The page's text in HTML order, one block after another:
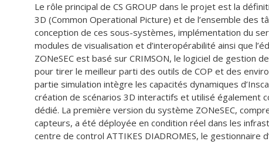
Le rôle principal de CS GROUP dans le projet est la
3D (Common Operational Picture) et de l’ensemble des
conception de ces sous-systèmes, implémentation du
modules de visualisation et d’interopérabilité ainsi que
ZONeSEC est basé sur CRIMSON, le logiciel de gestion
pour tirer le meilleur parti des outils de COP et des
partie simulation intègre les capacités dynamiques
création de scénarios 3D interactifs et utilisé également
dédié. La première version du système ZONeSEC,
capteurs, a été déployée en condition réel dans les
centre de control ATTIKES DIADROMES, le gestionnaire